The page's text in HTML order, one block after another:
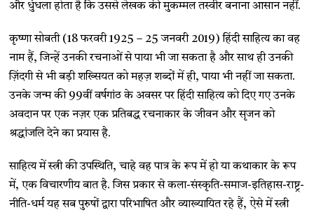
और धुंधला होता है कि उससे लेखक की मुकम्मल तस्वीर बनाना आसान नहीं.
कृष्णा सोबती (18 फरवरी 1925 – 25 जनवरी 2019) हिंदी साहित्य का वह
नाम हैं, जिन्हें उनकी रचनाओं से पाया भी जा सकता है और साथ ही उनकी
ज़िंदगी से भी बड़ी शख्सियत को महज़ शब्दों में ही, पाया भी नहीं जा सकता.
उनके जन्म की 99वीं वर्षगांठ के अवसर पर हिंदी साहित्य को दिए गए उनके
अवदान पर एक नज़र एक प्रतिबद्ध रचनाकार के जीवन और सृजन को
श्रद्धांजलि देने का प्रयास है.
साहित्य में स्त्री की उपस्थिति, चाहे वह पात्र के रूप में हो या कथाकार के रूप
में, एक विचारणीय बात है. जिस प्रकार से कला-संस्कृति-समाज-इतिहास-राष्ट्र-
नीति-धर्म यह सब पुरुषों द्वारा परिभाषित और व्याख्यायित रहे हैं, ऐसे में स्त्री